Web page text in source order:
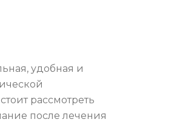
удобная и
рассмотреть
после лечения